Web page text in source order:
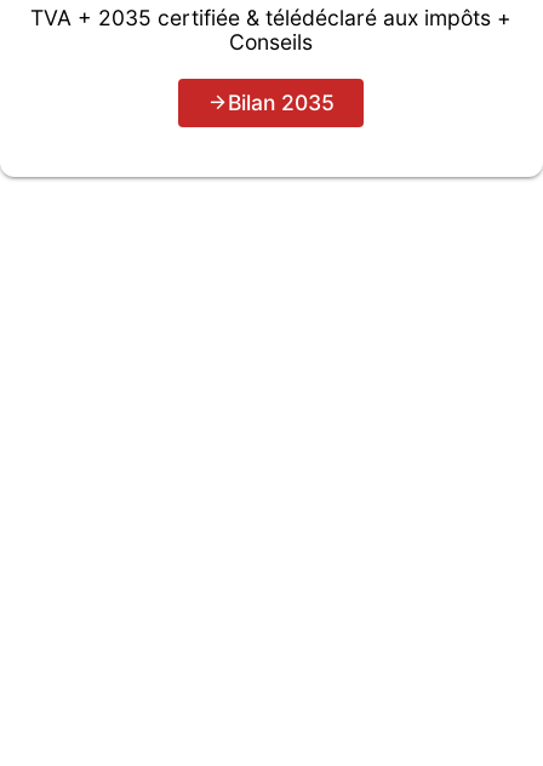
TVA + 2035 certifiée & télédéclaré aux impôts +
Conseils
Bilan 2035